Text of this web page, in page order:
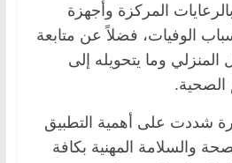
المركزة وأجهزة
الوفيات، فضلاً عن متابعة
وما يتحويله إلى
الصحية.
شددت على أهمية التطبيق
والسلامة المهنية بكافة